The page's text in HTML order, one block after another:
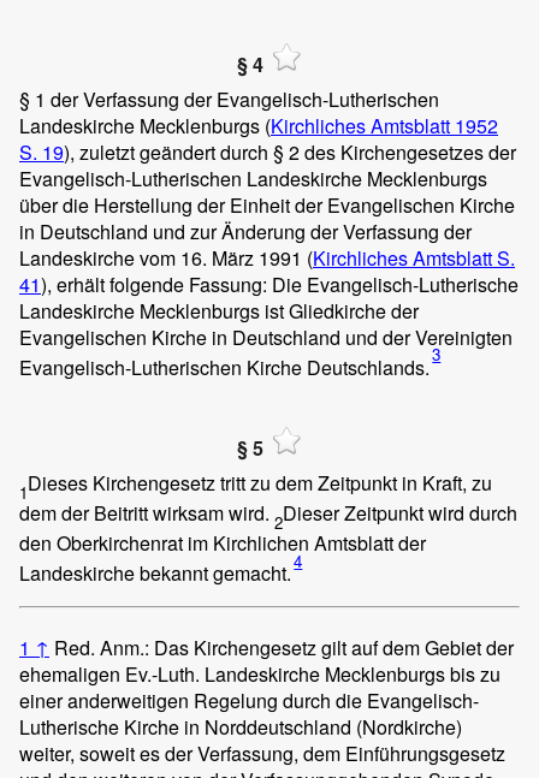
§ 4
§ 1 der Verfassung der Evangelisch-Lutherischen
Landeskirche Mecklenburgs (Kirchliches Amtsblatt 1952
S. 19), zuletzt geändert durch § 2 des Kirchengesetzes der
Evangelisch-Lutherischen Landeskirche Mecklenburgs
über die Herstellung der Einheit der Evangelischen Kirche
in Deutschland und zur Änderung der Verfassung der
Landeskirche vom 16. März 1991 (Kirchliches Amtsblatt S.
41), erhält folgende Fassung: Die Evangelisch-Lutherische
Landeskirche Mecklenburgs ist Gliedkirche der
Evangelischen Kirche in Deutschland und der Vereinigten
Evangelisch-Lutherischen Kirche Deutschlands.3
§ 5
1Dieses Kirchengesetz tritt zu dem Zeitpunkt in Kraft, zu
dem der Beitritt wirksam wird. 2Dieser Zeitpunkt wird durch
den Oberkirchenrat im Kirchlichen Amtsblatt der
Landeskirche bekannt gemacht.4
1 ↑ Red. Anm.: Das Kirchengesetz gilt auf dem Gebiet der
ehemaligen Ev.-Luth. Landeskirche Mecklenburgs bis zu
einer anderweitigen Regelung durch die Evangelisch-
Lutherische Kirche in Norddeutschland (Nordkirche)
weiter, soweit es der Verfassung, dem Einführungsgesetz